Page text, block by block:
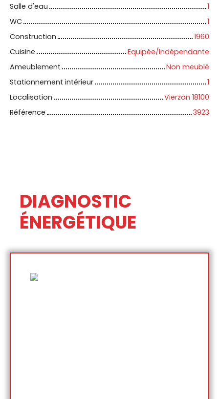
Salle d'eau
1
WC
1
Construction
1960
Cuisine
Equipée/Indépendante
Ameublement
Non meublé
Stationnement intérieur
1
Localisation
Vierzon 18100
Référence
3923
DIAGNOSTIC
ÉNERGÉTIQUE